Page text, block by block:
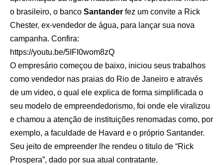
o brasileiro, o banco Santander fez um convite a Rick
Chester, ex-vendedor de água, para lançar sua nova
campanha. Confira:
https://youtu.be/5IFI0wom8zQ
O empresário começou de baixo, iniciou seus trabalhos
como vendedor nas praias do Rio de Janeiro e através
de um video, o qual ele explica de forma simplificada o
seu modelo de empreendedorismo, foi onde ele viralizou
e chamou a atenção de instituições renomadas como, por
exemplo, a faculdade de Havard e o próprio Santander.
Seu jeito de empreender lhe rendeu o titulo de “Rick
Prospera”, dado por sua atual contratante.